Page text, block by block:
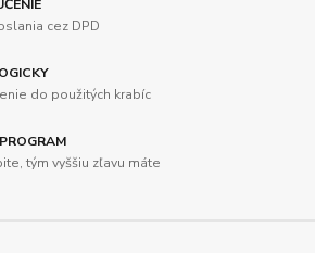
cez DPD
do použitých krabíc
tým vyššiu zľavu máte